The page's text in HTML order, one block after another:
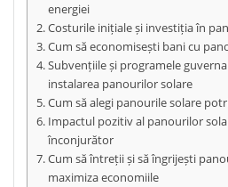
energiei
Costurile inițiale și investiția în
Cum să economisești bani cu
Subvențiile și programele
instalarea panourilor solare
Cum să alegi panourile solare
Impactul pozitiv al panourilor
înconjurător
Cum să întreții și să îngrijești
maximiza economiile